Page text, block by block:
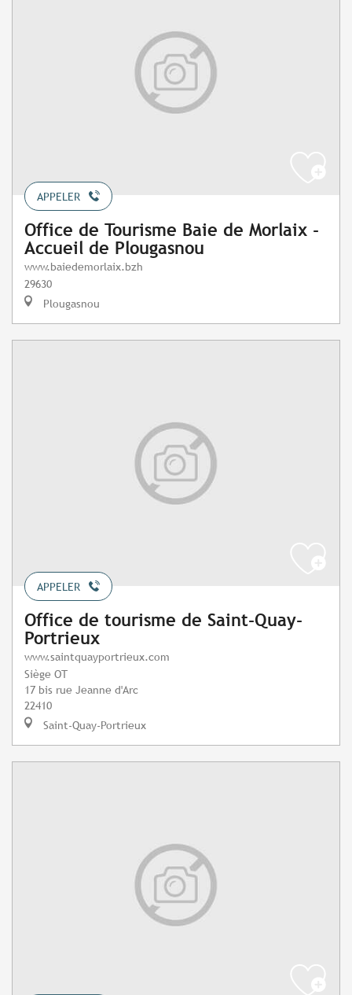
APPELER
Office de Tourisme Baie de Morlaix -
Accueil de Plougasnou
www.baiedemorlaix.bzh
29630
Plougasnou
APPELER
Office de tourisme de Saint-Quay-
Portrieux
www.saintquayportrieux.com
Siège OT
17 bis rue Jeanne d'Arc
22410
Saint-Quay-Portrieux